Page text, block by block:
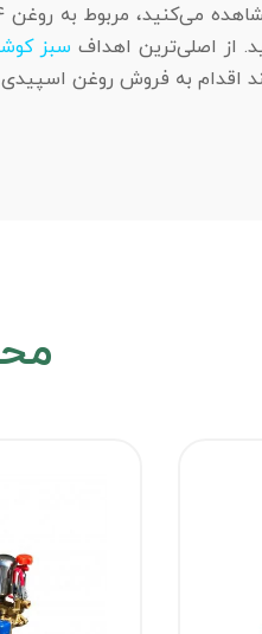
از اصلی‌ترین اهداف سبز
اقدام به فروش روغن